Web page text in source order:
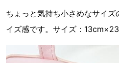
ちょっと気持ち小さめなサイ
イズ感です。サイズ：